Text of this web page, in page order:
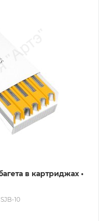
в картриджах •
10